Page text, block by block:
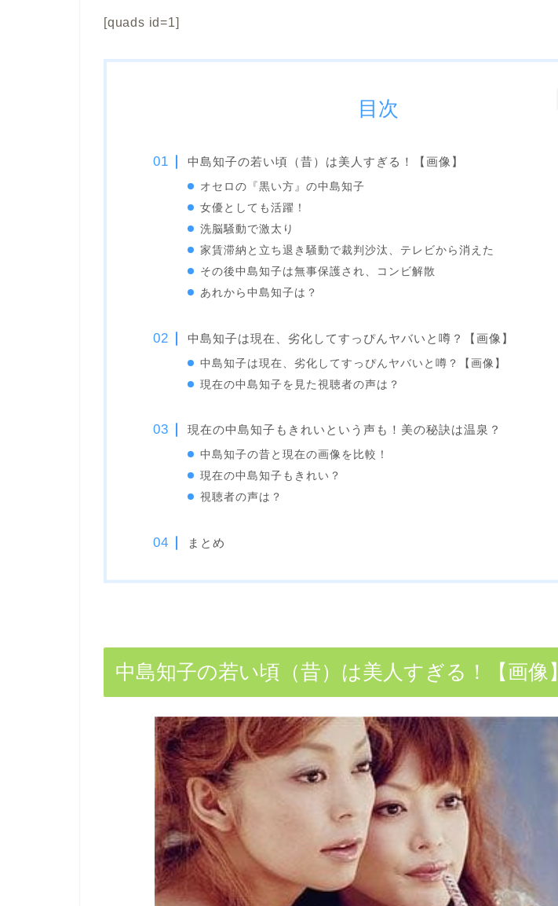
[quads id=1]
目次
中島知子の若い頃（昔）は美人すぎる！【画像】
オセロの『黒い方』の中島知子
女優としても活躍！
洗脳騒動で激太り
家賃滞納と立ち退き騒動で裁判沙汰、テレビから消えた
その後中島知子は無事保護され、コンビ解散
あれから中島知子は？
中島知子は現在、劣化してすっぴんヤバいと噂？【画像】
中島知子は現在、劣化してすっぴんヤバいと噂？【画像】
現在の中島知子を見た視聴者の声は？
現在の中島知子もきれいという声も！美の秘訣は温泉？
中島知子の昔と現在の画像を比較！
現在の中島知子もきれい？
視聴者の声は？
まとめ
中島知子の若い頃（昔）は美人すぎる！【画像】